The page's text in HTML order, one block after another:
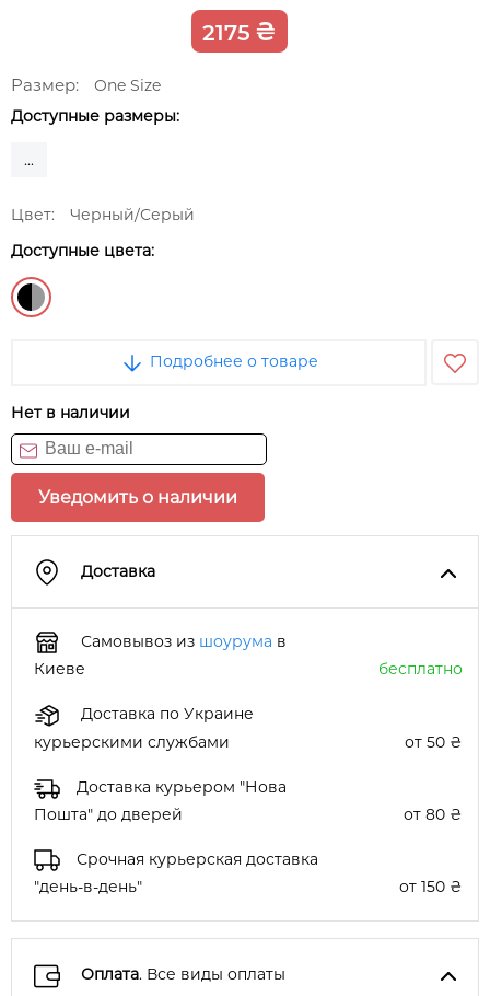
2175 ₴
Размер:
One Size
Доступные размеры:
...
Цвет:
Черный/Серый
Доступные цвета:
Подробнее о товаре
Нет в наличии
Уведомить о наличии
Доставка
Самовывоз из шоурума в
Киеве
бесплатно
Доставка по Украине
курьерскими службами
от 50 ₴
Доставка курьером "Нова
Пошта" до дверей
от 80 ₴
Срочная курьерская доставка
"день-в-день"
от 150 ₴
Оплата. Все виды оплаты